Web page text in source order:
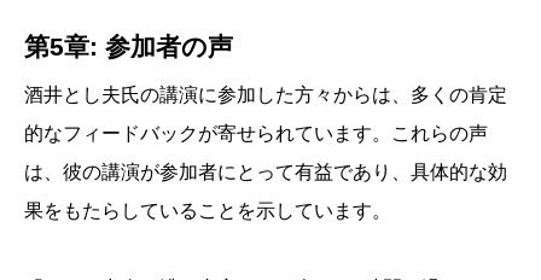
第5章: 参加者の声
酒井とし夫氏の講演に参加した方々からは、多くの肯定
的なフィードバックが寄せられています。これらの声
は、彼の講演が参加者にとって有益であり、具体的な効
果をもたらしていることを示しています。